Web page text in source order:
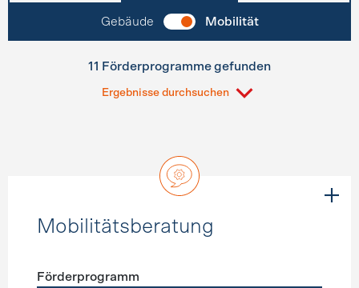
Gebäude Mobilität
11 Förderprogramme gefunden
Ergebnisse durchsuchen
Mobilitätsberatung
Förderprogramm